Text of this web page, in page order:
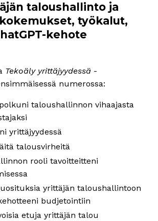
taloushallinto ja
työkalut,
kehote
Tekoäly yrittäjyydessä -
numerossa:
taloushallinnon vihaajasta
yrittäjyydessä
talousvirheitä
rooli tavoitteitteni
yrittäjän taloushallintoon
budjetointiin
etuja yrittäjän talou